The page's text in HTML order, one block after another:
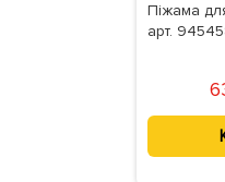
Піжама
арт.